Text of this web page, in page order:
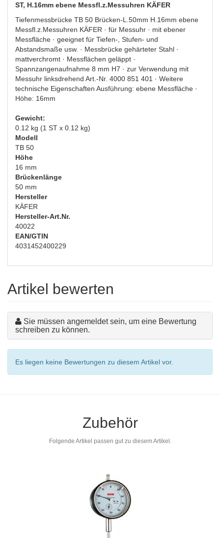
ST, H.16mm ebene Messfl.z.Messuhren KÄFER
Tiefenmessbrücke TB 50 Brücken-L.50mm H.16mm ebene
Messfl.z.Messuhren KÄFER · für Messuhr · mit ebener
Messfläche · geeignet für Tiefen-, Stufen- und
Abstandsmaße usw. · Messbrücke gehärteter Stahl ·
mattverchromt · Messflächen geläppt ·
Spannzangenaufnahme 8 mm H7 · zur Verwendung mit
Messuhr linksdrehend Art.-Nr. 4000 851 401 · Weitere
technische Eigenschaften Ausführung: ebene Messfläche ·
Höhe: 16mm
Gewicht:
0.12 kg (1 ST x 0.12 kg)
Modell
TB 50
Höhe
16 mm
Brückenlänge
50 mm
Hersteller
KÄFER
Hersteller-Art.Nr.
40022
EAN/GTIN
4031452400229
Artikel bewerten
Sie müssen angemeldet sein, um eine Bewertung
schreiben zu können.
Es liegen keine Bewertungen zu diesem Artikel vor.
Zubehör
Folgende Artikel passen gut zu diesem Artikel.